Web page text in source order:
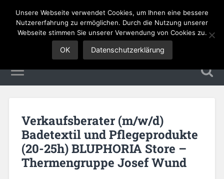
Sales Jobs
Verkaufsberater (m/w/d)
Badetextil und Pflegeprodukte
(20-25h) BLUPHORIA Store –
Thermengruppe Josef Wund
Unsere Webseite verwendet Cookies, um Ihnen eine bessere
Nutzererfahrung zu ermöglichen. Durch die Nutzung unserer
Webseite stimmen Sie unserer Verwendung von Cookies zu.
OK Datenschutzerklärung